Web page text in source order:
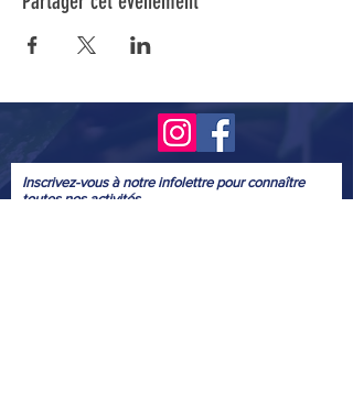
Inscrivez-vous à notre infolettre pour connaître
toutes nos activités.